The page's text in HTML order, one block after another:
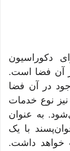
دکوراسیون
آن فضا است.
در آن فضا
نوع خدمات
به عنوان
با یک
خواهد داشت.